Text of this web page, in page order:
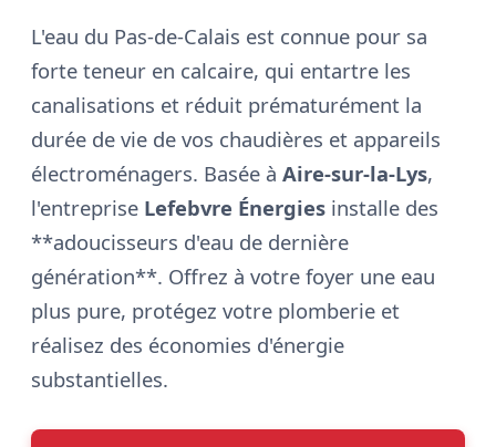
L'eau du Pas-de-Calais est connue pour sa
forte teneur en calcaire, qui entartre les
canalisations et réduit prématurément la
durée de vie de vos chaudières et appareils
électroménagers. Basée à Aire-sur-la-Lys,
l'entreprise Lefebvre Énergies installe des
**adoucisseurs d'eau de dernière
génération**. Offrez à votre foyer une eau
plus pure, protégez votre plomberie et
réalisez des économies d'énergie
substantielles.